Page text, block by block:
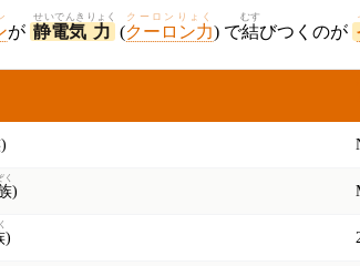
が 静電気
せいでんき
力
りょく
(クーロン力
クーロンりょく
) で結
むす
びつくのが
)
く
)
)